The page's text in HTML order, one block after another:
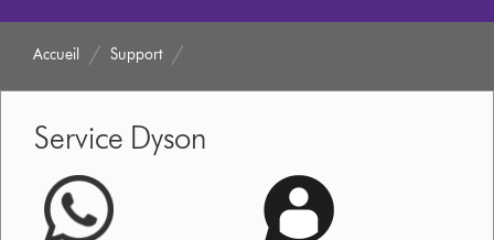
Accueil Support
Service Dyson